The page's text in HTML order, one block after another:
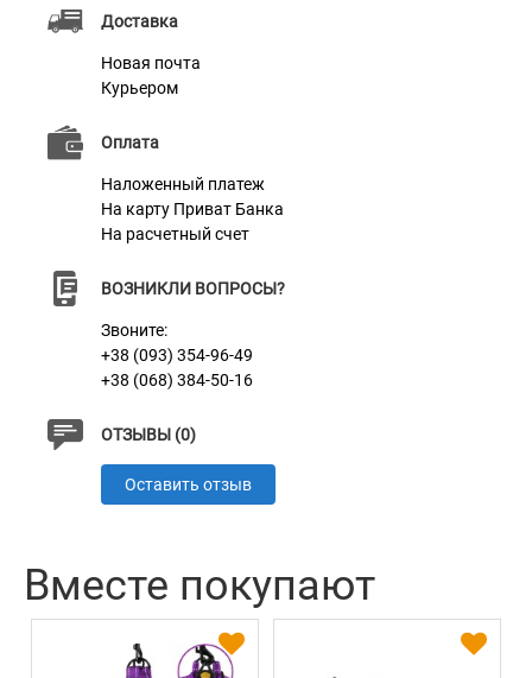
Доставка
Новая почта
Курьером
Оплата
Наложенный платеж
На карту Приват Банка
На расчетный счет
ВОЗНИКЛИ ВОПРОСЫ?
Звоните:
+38 (093) 354-96-49
+38 (068) 384-50-16
ОТЗЫВЫ (0)
Оставить отзыв
Вместе покупают